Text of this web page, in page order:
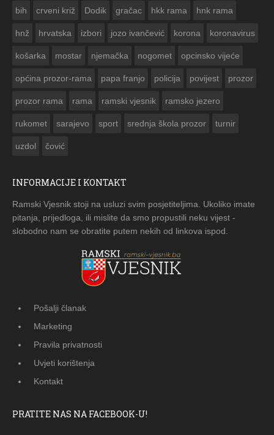
bih crveni križ Dodik gračac hkk rama hnk rama
hnž hrvatska izbori jozo ivančević korona koronavirus
košarka mostar njemačka nogomet opcinsko vijeće
općina prozor-rama papa franjo policija povijest prozor
prozor rama rama ramski vjesnik ramsko jezero
rukomet sarajevo sport srednja škola prozor turnir
uzdol čović
INFORMACIJE I KONTAKT
Ramski Vjesnik stoji na usluzi svim posjetiteljima. Ukoliko imate
pitanja, prijedloga, ili mislite da smo propustili neku vijest -
slobodno nam se obratite putem nekih od linkova ispod.
Pošalji članak
Marketing
Pravila privatnosti
Uvjeti korištenja
Kontakt
PRATITE NAS NA FACEBOOK-U!